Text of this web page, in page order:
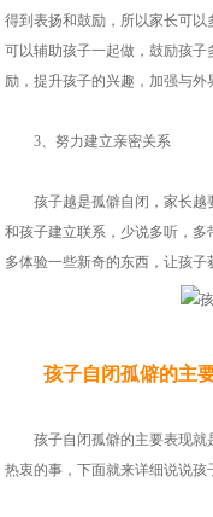
得到表扬和鼓励，所以家长可以
可以辅助孩子一起做，鼓励孩
励，提升孩子的兴趣，加强与外
3、努力建立亲密关系
孩子越是孤僻自闭，家长越
和孩子建立联系，少说多听，
多体验一些新奇的东西，让孩子
孩子自闭孤僻的主
孩子自闭孤僻的主要表现就
热衷的事，下面就来详细说说孩